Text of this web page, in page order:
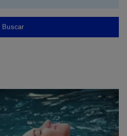
Buscar